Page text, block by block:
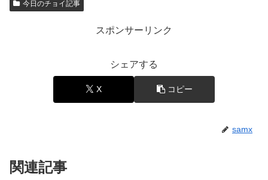
今日のチョイ記事
スポンサーリンク
シェアする
X コピー
samx
関連記事